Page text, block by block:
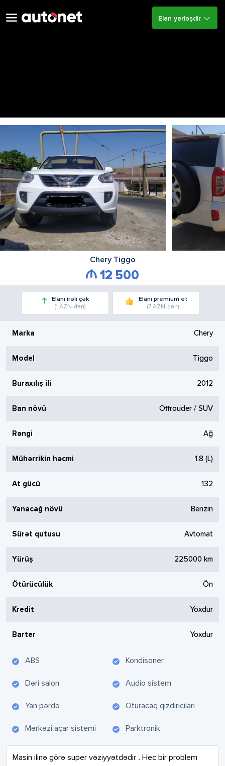
Elan yerləşdir
Chery Tiggo
12 500
Elanı irəli çək
(1 AZN-dən)
Elanı premium et
(7 AZN-dən)
Marka Chery
Model Tiggo
Buraxılış ili 2012
Ban növü Offrouder / SUV
Rəngi Ağ
Mühərrikin həcmi 1.8 (L)
At gücü 132
Yanacağ növü Benzin
Sürət qutusu Avtomat
Yürüş 225000 km
Ötürücülük Ön
Kredit Yoxdur
Barter Yoxdur
ABS Kondisoner
Dəri salon Audio sistem
Yan pərdə Oturacaq qızdırıcıları
Mərkəzi açar sistemi Parktronik
Masin ilinə görə super vəziyyətdədir . Hec bir problem